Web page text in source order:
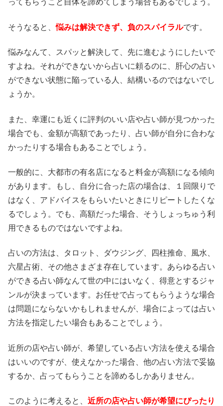
ってもらうこと自体を諦めてしまう場合もあるでしょう。
そうなると、悩みは解決できず、負のスパイラルです。
悩みなんて、スパッと解決して、先に進むようにしたいで
すよね。それができないから占いに頼るのに、肝心の占い
ができない状態に陥っている人、結構いるのではないでし
ょうか。
また、幸運にも近くに評判のいい店や占い師が見つかった
場合でも、金額が高額であったり、占い師が自分に合わな
かったりする場合もあることでしょう。
一般的に、大都市の有名店になると料金が高額になる傾向
があります。もし、自分に合った店の場合は、１回限りで
はなく、アドバイスをもらいたいときにリピートしたくな
るでしょう。でも、高額だった場合、そうしょっちゅう利
用できるものではないですよね。
占いの方法は、タロット、ダウジング、四柱推命、風水、
六星占術、その他さまざま存在しています。あらゆる占い
ができる占い師なんて世の中にはいなく、得意とするジャ
ンルが決まっています。お任せで占ってもらうような場合
は問題にならないかもしれませんが、場合によっては占い
方法を指定したい場合もあることでしょう。
近所の店や占い師が、希望している占い方法を使える場合
はいいのですが、使えなかった場合、他の占い方法で妥協
するか、占ってもらうことを諦めるしかありません。
このように考えると、 近所の店や占い師が希望にぴったり